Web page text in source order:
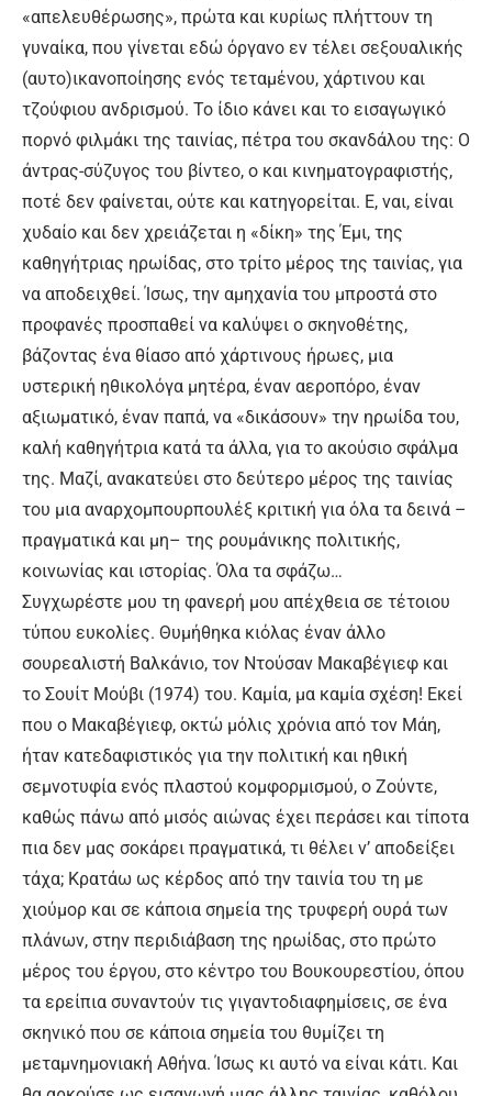
«απελευθέρωσης», πρώτα και κυρίως πλήττουν τη
γυναίκα, που γίνεται εδώ όργανο εν τέλει σεξουαλικής
(αυτο)ικανοποίησης ενός τεταμένου, χάρτινου και
τζούφιου ανδρισμού. Το ίδιο κάνει και το εισαγωγικό
πορνό φιλμάκι της ταινίας, πέτρα του σκανδάλου της: Ο
άντρας-σύζυγος του βίντεο, ο και κινηματογραφιστής,
ποτέ δεν φαίνεται, ούτε και κατηγορείται. Ε, ναι, είναι
χυδαίο και δεν χρειάζεται η «δίκη» της Έμι, της
καθηγήτριας ηρωίδας, στο τρίτο μέρος της ταινίας, για
να αποδειχθεί. Ίσως, την αμηχανία του μπροστά στο
προφανές προσπαθεί να καλύψει ο σκηνοθέτης,
βάζοντας ένα θίασο από χάρτινους ήρωες, μια
υστερική ηθικολόγα μητέρα, έναν αεροπόρο, έναν
αξιωματικό, έναν παπά, να «δικάσουν» την ηρωίδα του,
καλή καθηγήτρια κατά τα άλλα, για το ακούσιο σφάλμα
της. Μαζί, ανακατεύει στο δεύτερο μέρος της ταινίας
του μια αναρχομπουρπουλέξ κριτική για όλα τα δεινά –
πραγματικά και μη– της ρουμάνικης πολιτικής,
κοινωνίας και ιστορίας. Όλα τα σφάζω…
Συγχωρέστε μου τη φανερή μου απέχθεια σε τέτοιου
τύπου ευκολίες. Θυμήθηκα κιόλας έναν άλλο
σουρεαλιστή Βαλκάνιο, τον Ντούσαν Μακαβέγιεφ και
το Σουίτ Μούβι (1974) του. Καμία, μα καμία σχέση! Εκεί
που ο Μακαβέγιεφ, οκτώ μόλις χρόνια από τον Μάη,
ήταν κατεδαφιστικός για την πολιτική και ηθική
σεμνοτυφία ενός πλαστού κομφορμισμού, ο Ζούντε,
καθώς πάνω από μισός αιώνας έχει περάσει και τίποτα
πια δεν μας σοκάρει πραγματικά, τι θέλει ν’ αποδείξει
τάχα; Κρατάω ως κέρδος από την ταινία του τη με
χιούμορ και σε κάποια σημεία της τρυφερή ουρά των
πλάνων, στην περιδιάβαση της ηρωίδας, στο πρώτο
μέρος του έργου, στο κέντρο του Βουκουρεστίου, όπου
τα ερείπια συναντούν τις γιγαντοδιαφημίσεις, σε ένα
σκηνικό που σε κάποια σημεία του θυμίζει τη
μεταμνημονιακή Αθήνα. Ίσως κι αυτό να είναι κάτι. Και